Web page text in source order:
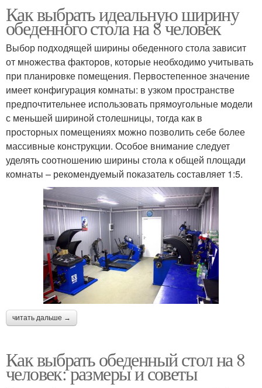
Как выбрать идеальную ширину
обеденного стола на 8 человек
Выбор подходящей ширины обеденного стола зависит
от множества факторов, которые необходимо учитывать
при планировке помещения. Первостепенное значение
имеет конфигурация комнаты: в узком пространстве
предпочтительнее использовать прямоугольные модели
с меньшей шириной столешницы, тогда как в
просторных помещениях можно позволить себе более
массивные конструкции. Особое внимание следует
уделять соотношению ширины стола к общей площади
комнаты – рекомендуемый показатель составляет 1:5.
читать дальше →
Как выбрать обеденный стол на 8
человек: размеры и советы